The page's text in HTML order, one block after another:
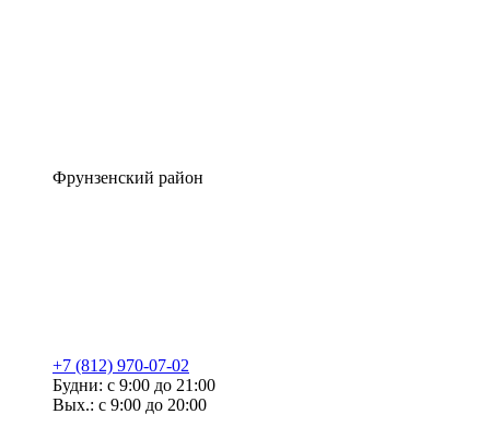
Фрунзенский район
+7 (812) 970-07-02
Будни: с 9:00 до 21:00
Вых.: с 9:00 до 20:00